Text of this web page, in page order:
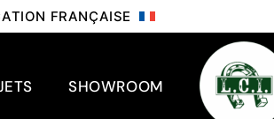
FRANÇAISE
SHOWROOM